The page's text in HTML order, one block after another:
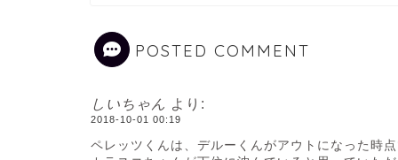
POSTED COMMENT
しいちゃん より:
2018-10-01 00:19
ペレッツくんは、デルーくんがアウトになった時